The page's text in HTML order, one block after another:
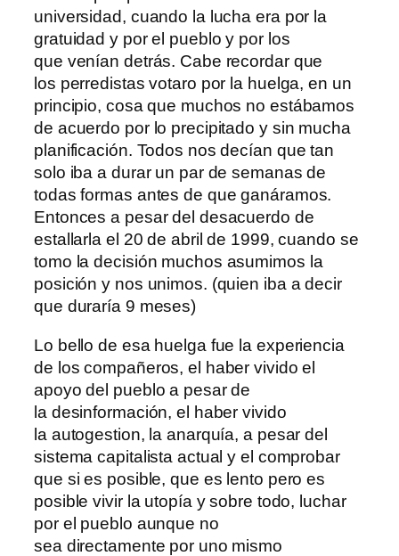
universidad, cuando la lucha era por la
gratuidad y por el pueblo y por los
que venían detrás. Cabe recordar que
los perredistas votaro por la huelga, en un
principio, cosa que muchos no estábamos
de acuerdo por lo precipitado y sin mucha
planificación. Todos nos decían que tan
solo iba a durar un par de semanas de
todas formas antes de que ganáramos.
Entonces a pesar del desacuerdo de
estallarla el 20 de abril de 1999, cuando se
tomo la decisión muchos asumimos la
posición y nos unimos. (quien iba a decir
que duraría 9 meses)
Lo bello de esa huelga fue la experiencia
de los compañeros, el haber vivido el
apoyo del pueblo a pesar de
la desinformación, el haber vivido
la autogestion, la anarquía, a pesar del
sistema capitalista actual y el comprobar
que si es posible, que es lento pero es
posible vivir la utopía y sobre todo, luchar
por el pueblo aunque no
sea directamente por uno mismo